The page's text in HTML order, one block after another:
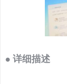
● 详细描述